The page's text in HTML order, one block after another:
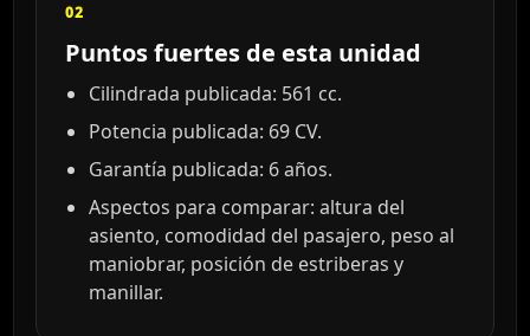
02
Puntos fuertes de esta unidad
Cilindrada publicada: 561 cc.
Potencia publicada: 69 CV.
Garantía publicada: 6 años.
Aspectos para comparar: altura del
asiento, comodidad del pasajero, peso al
maniobrar, posición de estriberas y
manillar.